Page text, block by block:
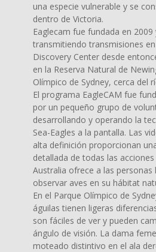
una especie vulnerable y se
dentro de Victoria.
Eaglecam fue fundada en
transmitiendo transmisiones
Discovery Center desde
en la Reserva Natural de
Olímpico de Sydney, cerca del
El programa EagleCAM fue
por un pequeño grupo de
desarrollando y operando la
Sea-Eagles a la pantalla. Las
alta definición proporcionan
detallada de todas las
Australia ofrece a las personas
observar aves en su hábitat
En el Parque Olímpico de
águilas tienen ligeras
son fáciles de ver y pueden
ángulo de visión. La dama
moteado distintivo en el ala